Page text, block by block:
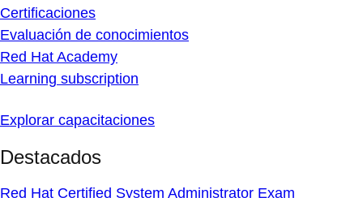
Certificaciones
Evaluación de conocimientos
Red Hat Academy
Learning subscription
Explorar capacitaciones
Destacados
Red Hat Certified System Administrator Exam